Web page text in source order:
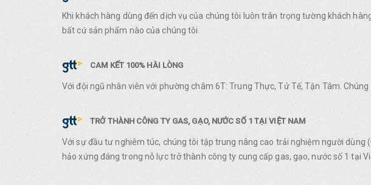
Khi khách hàng dùng đến dịch vụ của chúng tôi luôn trân trọng tường khách
bất cứ sản phẩm nào của chúng tôi.
CAM KẾT 100% HÀI LÒNG
Với đội ngũ nhân viên với phường châm 6T: Trung Thực, Tử Tế, Tận Tâm.
TRỞ THÀNH CÔNG TY GAS, GẠO, NƯỚC SỐ 1 TẠI VIỆT NAM
Với sự đầu tư nghiêm túc, chúng tôi tập trung nâng cao trải nghiệm người
hảo xứng đáng trong nỗ lực trở thành công ty cung cấp gas, gạo, nước số 1 tại